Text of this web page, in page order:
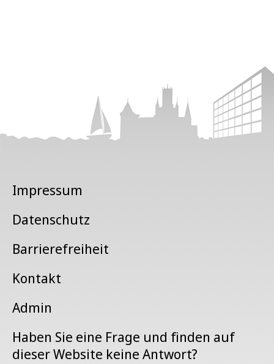
Impressum
Datenschutz
Barrierefreiheit
Kontakt
Admin
Haben Sie eine Frage und finden auf
dieser Website keine Antwort?